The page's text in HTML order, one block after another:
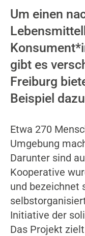
Um einen
gibt es
Freiburg
Beispiel
Etwa 270
Umgebung
Darunter sind
Kooperative
und bezeichnet
Initiative der
Das Projekt